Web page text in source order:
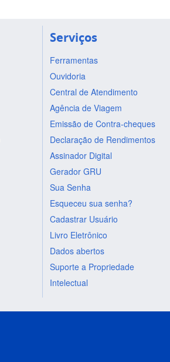
Serviços
Ferramentas
Ouvidoria
Central de Atendimento
Agência de Viagem
Emissão de Contra-cheques
Declaração de Rendimentos
Assinador Digital
Gerador GRU
Sua Senha
Esqueceu sua senha?
Cadastrar Usuário
Livro Eletrônico
Dados abertos
Suporte a Propriedade
Intelectual